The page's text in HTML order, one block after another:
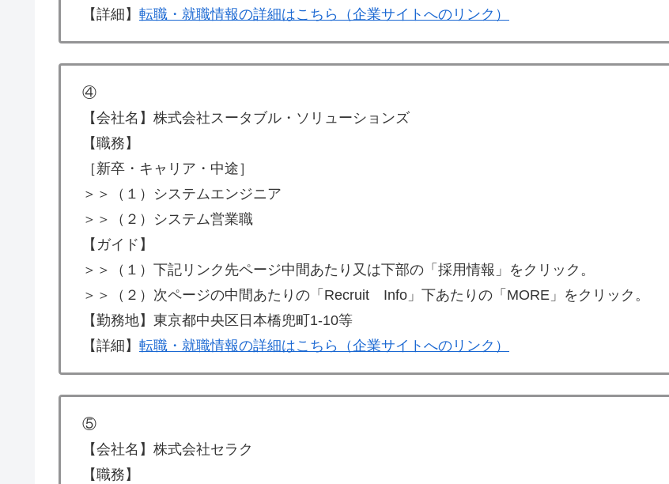
【詳細】 転職・就職情報の詳細はこちら（企業サイトへのリンク）
④
【会社名】株式会社スータブル・ソリューションズ
【職務】
［新卒・キャリア・中途］
＞＞（１）システムエンジニア
＞＞（２）システム営業職
【ガイド】
＞＞（１）下記リンク先ページ中間あたり又は下部の「採用情報」をクリック。
＞＞（２）次ページの中間あたりの「Recruit Info」下あたりの「MORE」をクリック。
【勤務地】東京都中央区日本橋兜町1-10等
【詳細】 転職・就職情報の詳細はこちら（企業サイトへのリンク）
⑤
【会社名】株式会社セラク
【職務】